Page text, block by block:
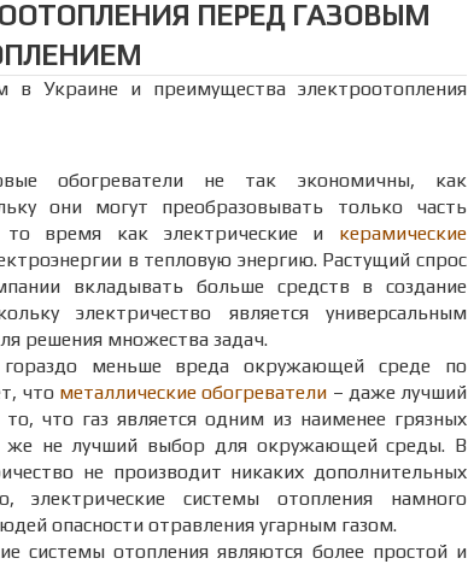
ПЕРЕД ГАЗОВЫМ
Украине и преимущества электроотопления
обогреватели не так экономичны, как
они могут преобразовывать только часть
время как электрические и керамические
в тепловую энергию. Растущий спрос
вкладывать больше средств в создание
электричество является универсальным
решения множества задач.
гораздо меньше вреда окружающей среде по
что металлические обогреватели – даже лучший
что газ является одним из наименее грязных
же не лучший выбор для окружающей среды. В
не производит никаких дополнительных
электрические системы отопления намного
опасности отравления угарным газом.
системы отопления являются более простой и